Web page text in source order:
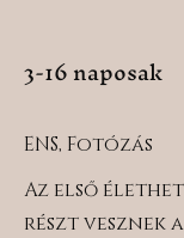
3-16 naposak
ENS, Fotózás
Az első
részt vesznek